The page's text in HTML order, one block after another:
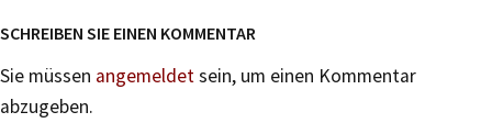
SCHREIBEN SIE EINEN KOMMENTAR
Sie müssen angemeldetsein, um einen Kommentar
abzugeben.